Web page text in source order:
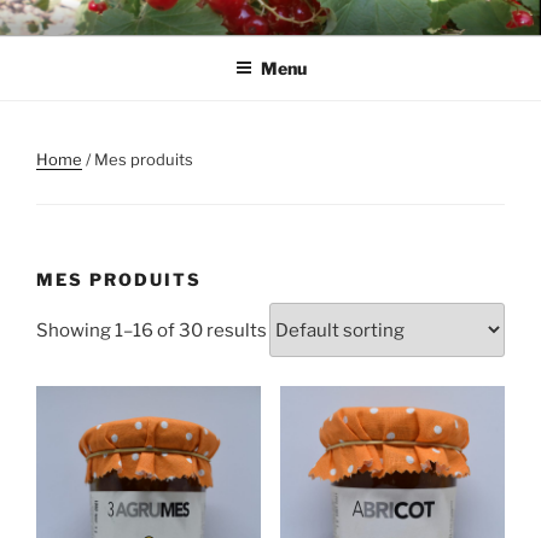
Aller
au
CLAIR DE FRUITS
Menu
Home / Mes produits
MES PRODUITS
Showing 1–16 of 30 results